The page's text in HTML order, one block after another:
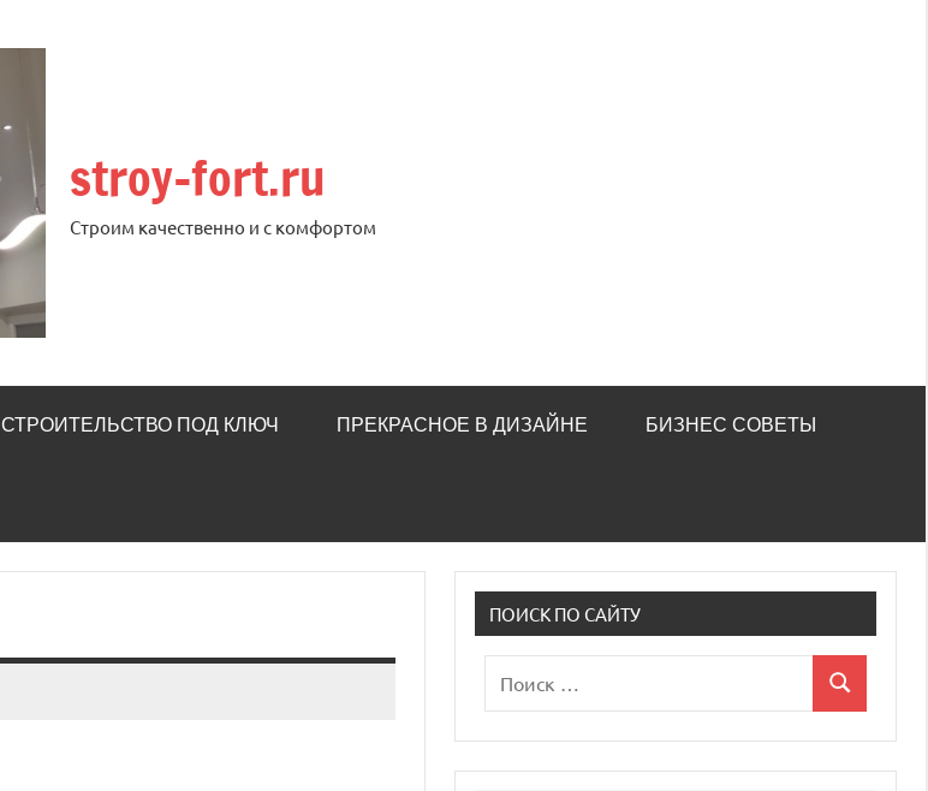
stroy-fort.ru
Строим качественно и с комфортом
СТРОИТЕЛЬСТВО ПОД КЛЮЧ ПРЕКРАСНОЕ В ДИЗАЙНЕ БИЗНЕС СОВЕТЫ
ПОИСК ПО САЙТУ
для:
Поиск